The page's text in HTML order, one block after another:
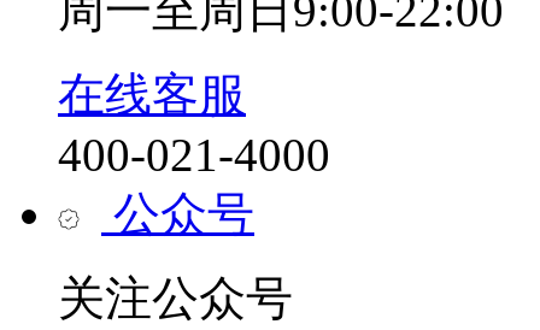
周一至周日9:00-22:00
在线客服
400-021-4000
公众号
关注公众号